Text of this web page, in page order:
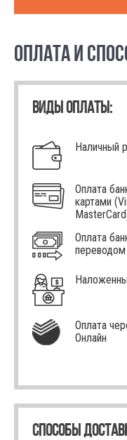
ОПЛАТА И
ВИДЫ ОПЛАТЫ:
Наличный
Оплата
картами
Оплата
переводом
Оплата
Онлайн
СПОСОБЫ